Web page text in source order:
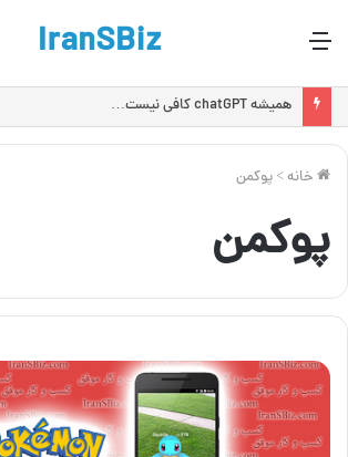
IranSBiz منو
همیشه chatGPT کافی نیست…
خانه> پوکمن
پوکمن